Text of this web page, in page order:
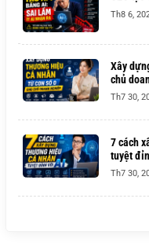
Th8 6,
Xây
chủ
Th7 30,
7 cách
tuyệt
Th7 30,